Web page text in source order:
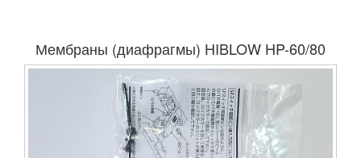
Мембраны (диафрагмы) HIBLOW HP-60/80